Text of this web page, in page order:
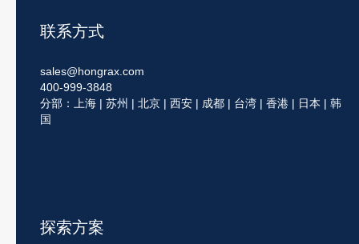
联系方式
sales@hongrax.com
400-999-3848
分部：上海 | 苏州 | 北京 | 西安 | 成都 | 台湾 | 香港 | 日本 | 韩
国
探索方案